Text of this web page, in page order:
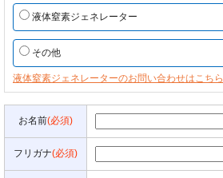
液体窒素ジェネレーター
その他
液体窒素ジェネレーターのお問い合わせはこちら
お名前(必須)
フリガナ(必須)